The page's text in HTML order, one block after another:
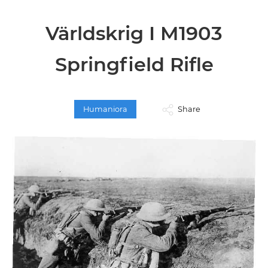
Världskrig I M1903
Springfield Rifle
Humaniora Share